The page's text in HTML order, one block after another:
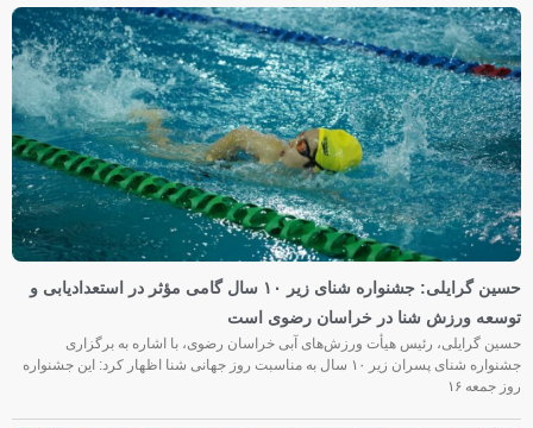
حسین گرایلی: جشنواره شنای زیر ۱۰ سال گامی مؤثر در استعدادیابی و
توسعه ورزش شنا در خراسان رضوی است
حسین گرایلی، رئیس هیأت ورزش‌های آبی خراسان رضوی، با اشاره به برگزاری
جشنواره شنای پسران زیر ۱۰ سال به مناسبت روز جهانی شنا اظهار کرد: این جشنواره
روز جمعه‌ ۱۶